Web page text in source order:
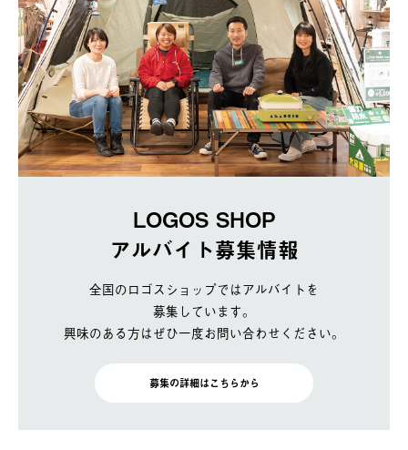
LOGOS SHOP
アルバイト募集情報
全国のロゴスショップではアルバイトを
募集しています。
興味のある方はぜひ一度お問い合わせください。
募集の詳細はこちらから